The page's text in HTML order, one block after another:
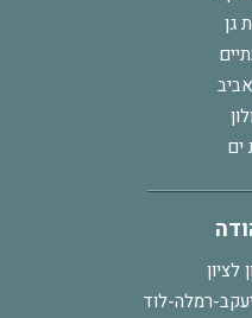
גן
ים
לציון
רמלה-לוד